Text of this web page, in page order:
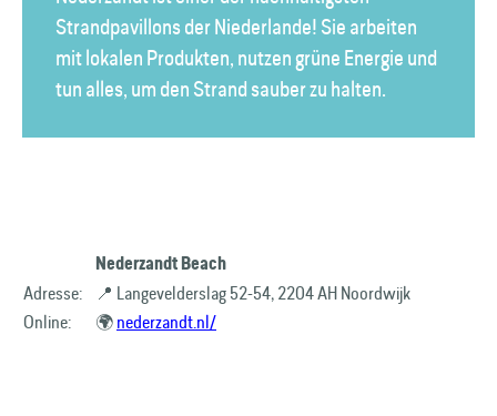
Strandpavillons der Niederlande! Sie arbeiten
mit lokalen Produkten, nutzen grüne Energie und
tun alles, um den Strand sauber zu halten.
Nederzandt Beach
Adresse:
📍 Langevelderslag 52-54, 2204 AH Noordwijk
Online:
🌍nederzandt.nl/